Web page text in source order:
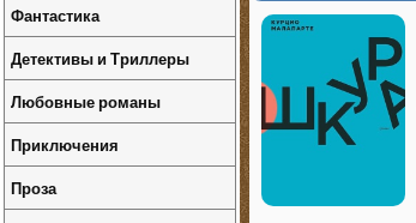
Фантастика
Детективы и Триллеры
Любовные романы
Приключения
Проза